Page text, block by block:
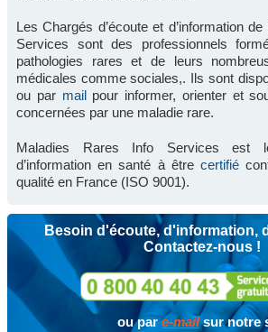
Les Chargés d’écoute et d’information
Services sont des professionnels
pathologies rares et de leurs
médicales comme sociales,. Ils sont
ou par mailpour informer, orienter et
concernées par une maladie rare.
Maladies Rares Info Services est
d’information en santé à êtrecertifié
qualité en France (ISO 9001).
Besoin d'écoute, d'information,
Contactez-nous !
ou pare-mailsur notre